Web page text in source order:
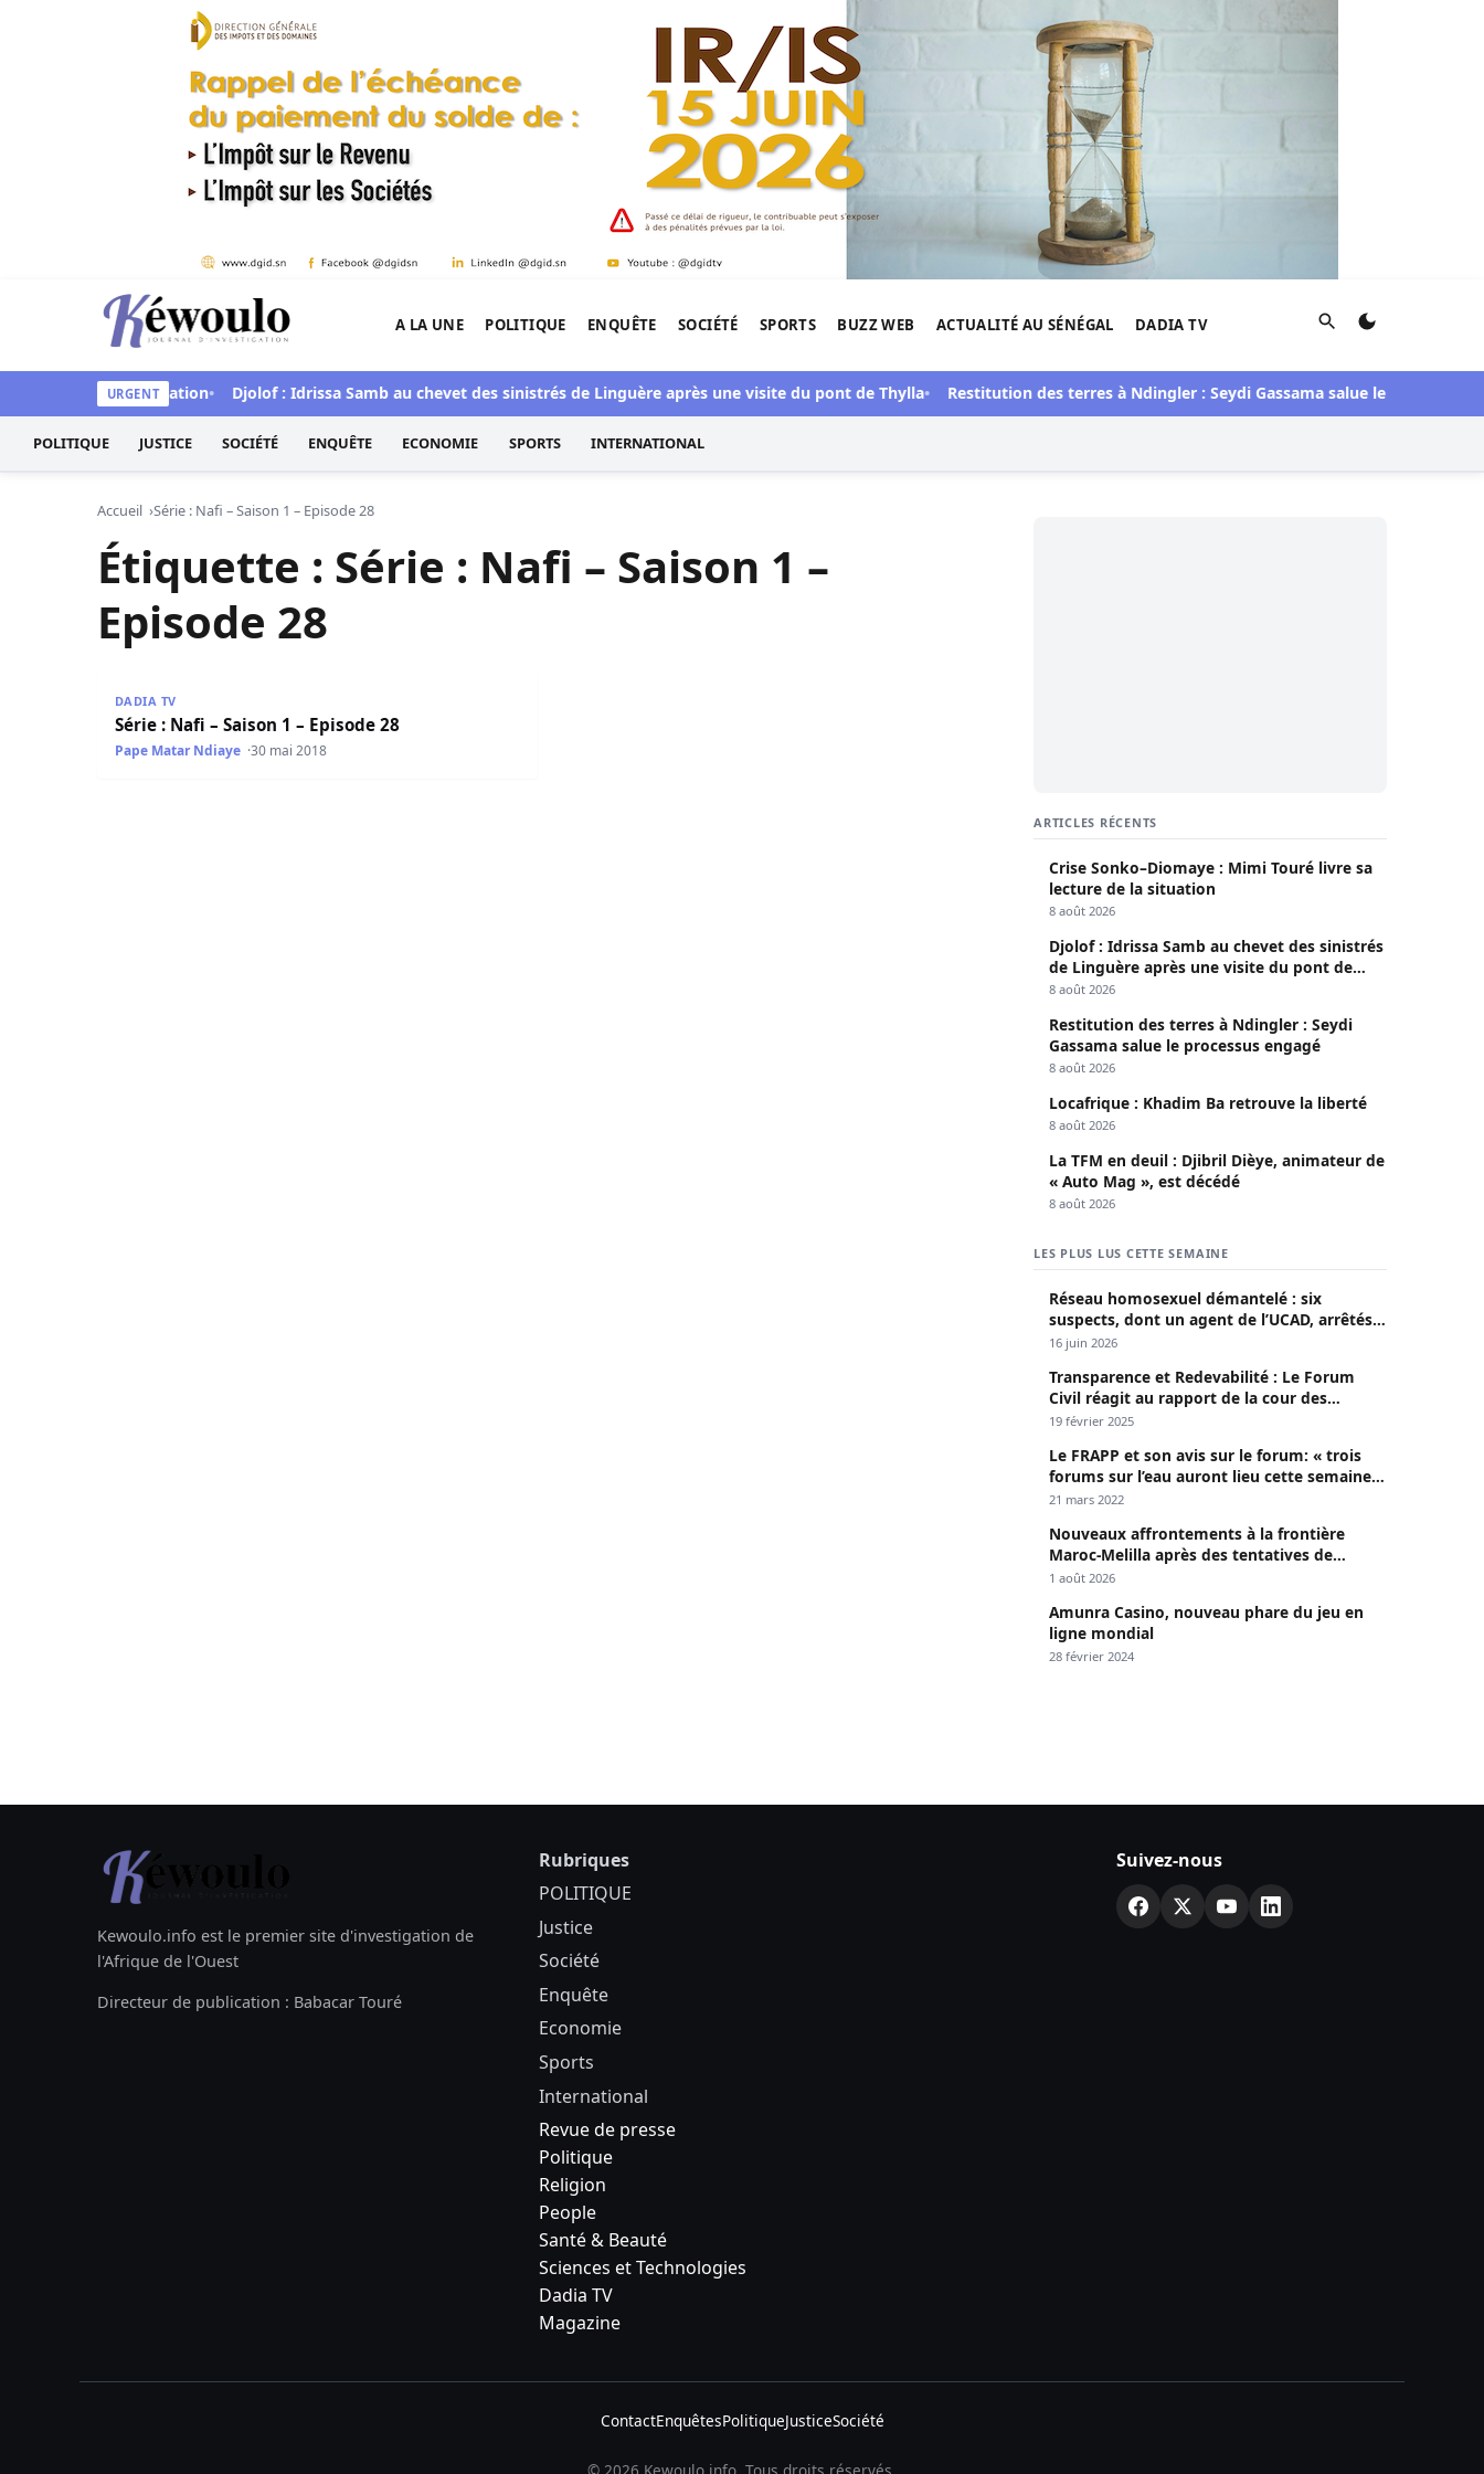
Aller au contenu
Kéwoulo, le premier site d'information et d'investigation de l'Afrique.
A LA UNE POLITIQUE ENQUÊTE SOCIÉTÉ SPORTS BUZZ WEB ACTUALITÉ AU SÉNÉGAL DADIA TV Rechercher
URGENT
lecture de la situation Djolof : Idrissa Samb au chevet des sinistrés de Linguère après une visite du pont de Thylla Restitution des terres à Ndingler : Seydi Gassama salue le processus
POLITIQUE JUSTICE SOCIÉTÉ ENQUÊTE ECONOMIE SPORTS INTERNATIONAL
Accueil Série : Nafi – Saison 1 – Episode 28
Étiquette : Série : Nafi – Saison 1 –
Episode 28
DADIA TV
Série : Nafi – Saison 1 – Episode 28
Pape Matar Ndiaye 30 mai 2018
ARTICLES RÉCENTS
Crise Sonko–Diomaye : Mimi Touré livre sa
lecture de la situation
8 août 2026
Djolof : Idrissa Samb au chevet des sinistrés
de Linguère après une visite du pont de
Thylla
8 août 2026
Restitution des terres à Ndingler : Seydi
Gassama salue le processus engagé
8 août 2026
Locafrique : Khadim Ba retrouve la liberté
8 août 2026
La TFM en deuil : Djibril Dièye, animateur de
« Auto Mag », est décédé
8 août 2026
LES PLUS LUS CETTE SEMAINE
Réseau homosexuel démantelé : six
suspects, dont un agent de l’UCAD, arrêtés à
Keur Massar ; l’un avoue avoir propagé le
16 juin 2026
Transparence et Redevabilité : Le Forum
Civil réagit au rapport de la cour des
comptes
19 février 2025
Le FRAPP et son avis sur le forum: « trois
forums sur l’eau auront lieu cette semaine à
Dakar »
21 mars 2022
Nouveaux affrontements à la frontière
Maroc-Melilla après des tentatives de
passage
1 août 2026
Amunra Casino, nouveau phare du jeu en
ligne mondial
28 février 2024
Kewoulo.info est le premier site d'investigation de
l'Afrique de l'Ouest
Directeur de publication : Babacar Touré
Rubriques
POLITIQUE
Justice
Société
Enquête
Economie
Sports
International
Revue de presse
Politique
Religion
People
Santé & Beauté
Sciences et Technologies
Dadia TV
Magazine
Suivez-nous
ContactEnquêtesPolitiqueJusticeSociété